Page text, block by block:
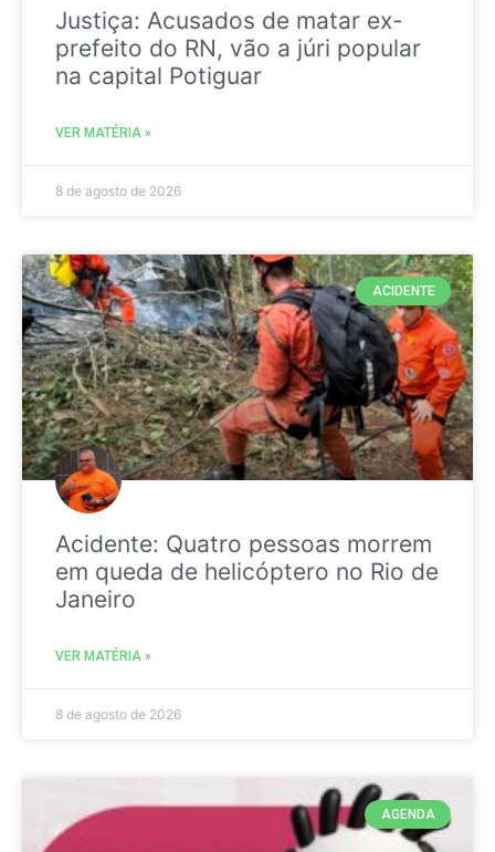
Justiça: Acusados de matar ex-
prefeito do RN, vão a júri popular
na capital Potiguar
VER MATÉRIA »
8 de agosto de 2026
ACIDENTE
Acidente: Quatro pessoas morrem
em queda de helicóptero no Rio de
Janeiro
VER MATÉRIA »
8 de agosto de 2026
AGENDA